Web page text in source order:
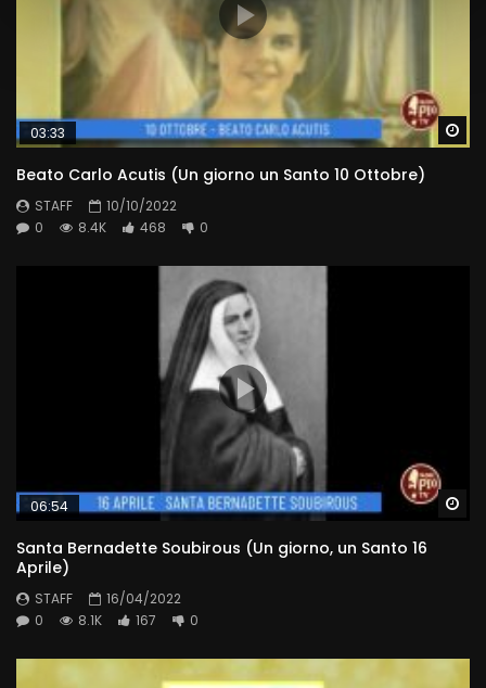
03:33
Beato Carlo Acutis (Un giorno un Santo 10 Ottobre)
STAFF
10/10/2022
0
8.4K 468 0
06:54
Santa Bernadette Soubirous (Un giorno, un Santo 16
Aprile)
STAFF
16/04/2022
0
8.1K 167 0